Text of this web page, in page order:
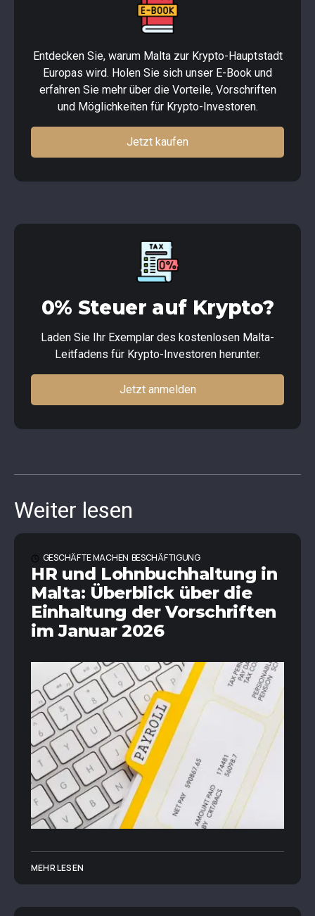
Entdecken Sie, warum Malta zur Krypto-Hauptstadt
Europas wird. Holen Sie sich unser E-Book und
erfahren Sie mehr über die Vorteile, Vorschriften
und Möglichkeiten für Krypto-Investoren.
Jetzt kaufen
0% Steuer auf Krypto?
Laden Sie Ihr Exemplar des kostenlosen Malta-
Leitfadens für Krypto-Investoren herunter.
Jetzt anmelden
Weiter lesen
GESCHÄFTE MACHEN BESCHÄFTIGUNG
HR und Lohnbuchhaltung in
Malta: Überblick über die
Einhaltung der Vorschriften
im Januar 2026
MEHR LESEN